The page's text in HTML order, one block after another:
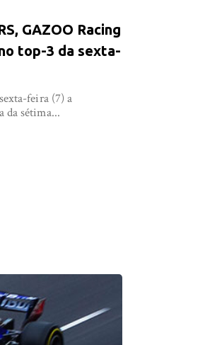
GAZOO Racing
top-3 da sexta-
feira (7) a
da sétima...